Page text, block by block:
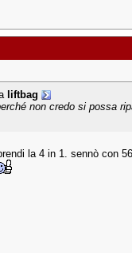
liftbag
non credo si possa
la 4 in 1. sennò con